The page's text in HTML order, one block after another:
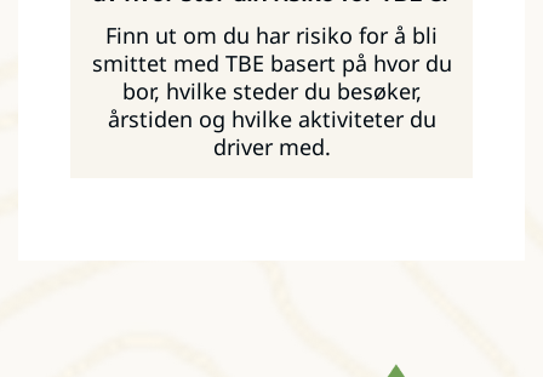
Finn ut om du har risiko for å bli
smittet med TBE basert på hvor du
bor, hvilke steder du besøker,
årstiden og hvilke aktiviteter du
driver med.